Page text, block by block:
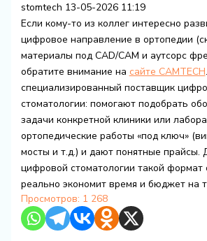
stomtech 13-05-2026 11:19
Если кому-то из коллег интересно
цифровое направление в ортопедии
материалы под CAD/CAM и аутсорс
обратите внимание на сайте CAMTECH
специализированный поставщик
стоматологии: помогают подобрать
задачи конкретной клиники или
ортопедические работы «под ключ»
мосты и т.д.) и дают понятные прайсы.
цифровой стоматологии такой формат
реально экономит время и бюджет на
Просмотров: 1 268